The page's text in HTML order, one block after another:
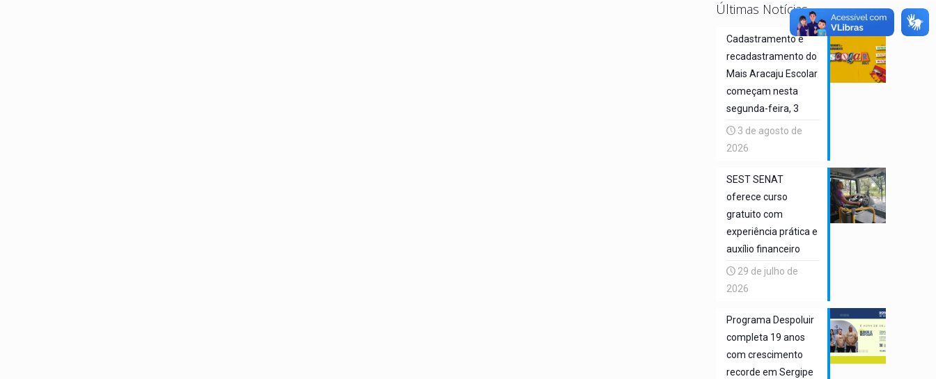
Últimas Notícias
Cadastramento e
recadastramento do
Mais Aracaju Escolar
começam nesta
segunda-feira, 3
3 de agosto de
2026
SEST SENAT
oferece curso
gratuito com
experiência prática e
auxílio financeiro
29 de julho de
2026
Programa Despoluir
completa 19 anos
com crescimento
recorde em Sergipe